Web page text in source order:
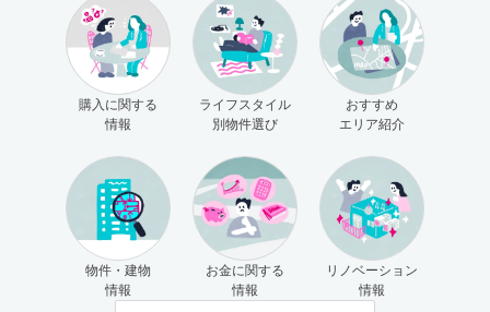
購入に関する
情報
ライフスタイル
別物件選び
おすすめ
エリア紹介
物件・建物
情報
お金に関する
情報
リノベーション
情報